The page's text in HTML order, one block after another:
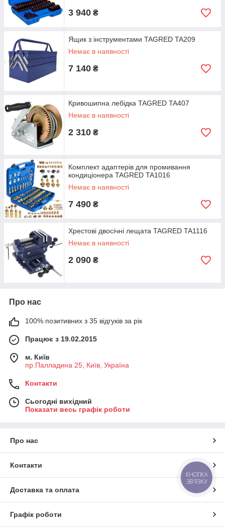
3 940 ₴
Ящик з інструментами TAGRED TA209
Немає в наявності
7 140 ₴
Кривошипна лебідка TAGRED TA407
Немає в наявності
2 310 ₴
Комплект адаптерів для промивання
кондиціонера TAGRED TA1016
Немає в наявності
7 490 ₴
Хрестові двосічні лещата TAGRED TA1116
Немає в наявності
2 090 ₴
Про нас
100% позитивних з 35 відгуків за рік
Працює з 19.02.2015
м. Київ
пр.Палладина 25, Київ, Україна
Контакти
Сьогодні вихідний
Показати весь графік роботи
Про нас
Контакти
Доставка та оплата
Графік роботи
КНОПКА
ЗВ'ЯЗКУ